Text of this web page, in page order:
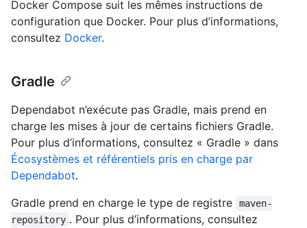
Docker Compose suit les mêmes instructions de
configuration que Docker. Pour plus d’informations,
consultez Docker.
Gradle
Dependabot n’exécute pas Gradle, mais prend en
charge les mises à jour de certains fichiers Gradle.
Pour plus d’informations, consultez « Gradle » dans
Écosystèmes et référentiels pris en charge par
Dependabot.
Gradle prend en charge le type de registre
maven-
repository . Pour plus d’informations, consultez